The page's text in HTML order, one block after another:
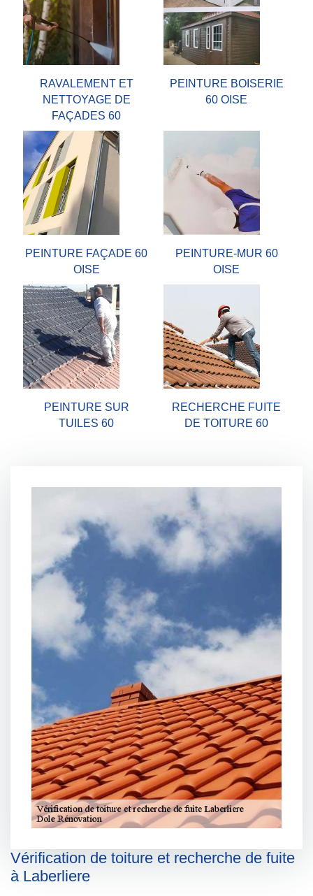
RAVALEMENT ET
NETTOYAGE DE
FAÇADES 60
PEINTURE BOISERIE
60 OISE
PEINTURE FAÇADE 60
OISE
PEINTURE-MUR 60
OISE
PEINTURE SUR
TUILES 60
RECHERCHE FUITE
DE TOITURE 60
Vérification de toiture et recherche de fuite
à Laberliere